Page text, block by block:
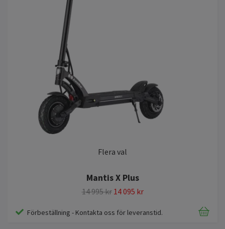
Flera val
Mantis X Plus
14 995 kr 14 095 kr
Förbeställning - Kontakta oss för leveranstid.